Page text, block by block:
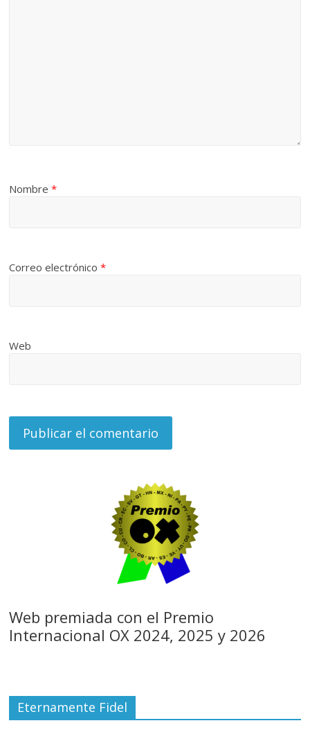
Nombre*
Correo electrónico*
Web
Web premiada con el Premio
Internacional OX 2024, 2025 y 2026
Eternamente Fidel